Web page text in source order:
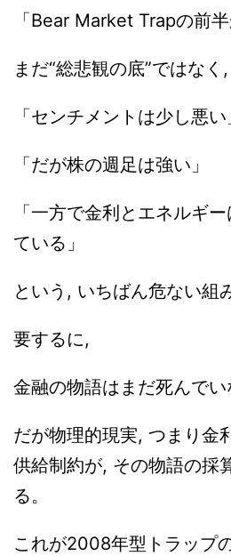
「Bear Market Trapの前半
まだ“総悲観の底”ではなく
「センチメントは少し悪い
「だが株の週足は強い」
「一方で金利とエネルギ
ている」
という, いちばん危ない組
要するに,
金融の物語はまだ死んでい
だが物理的現実, つまり金
供給制約が, その物語の採
る。
これが2008年型トラップの